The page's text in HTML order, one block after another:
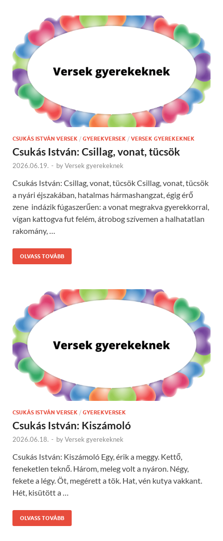
CSUKÁS ISTVÁN VERSEK / GYEREKVERSEK / VERSEK GYEREKEKNEK
Csukás István: Csillag, vonat, tücsök
2026.06.19. - byVersek gyerekeknek
Csukás István: Csillag, vonat, tücsök Csillag, vonat, tücsök
a nyári éjszakában, hatalmas hármashangzat, égig érő
zene indázik fúgaszerűen: a vonat megrakva gyerekkorral,
vígan kattogva fut felém, átrobog szívemen a halhatatlan
rakomány, …
OLVASS TOVÁBB
CSUKÁS ISTVÁN VERSEK / GYEREKVERSEK
Csukás István: Kiszámoló
2026.06.18. - byVersek gyerekeknek
Csukás István: Kiszámoló Egy, érik a meggy. Kettő,
feneketlen teknő. Három, meleg volt a nyáron. Négy,
fekete a légy. Öt, megérett a tök. Hat, vén kutya vakkant.
Hét, kisütött a …
OLVASS TOVÁBB